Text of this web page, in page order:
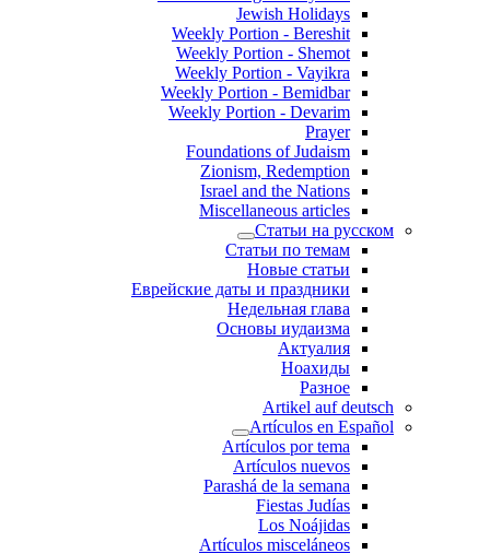
Jewish Holidays
Weekly Portion - Bereshit
Weekly Portion - Shemot
Weekly Portion - Vayikra
Weekly Portion - Bemidbar
Weekly Portion - Devarim
Prayer
Foundations of Judaism
Zionism, Redemption
Israel and the Nations
Miscellaneous articles
Статьи на русском
Статьи по темам
Новые статьи
Еврейские даты и праздники
Недельная глава
Основы иудаизма
Актуалия
Ноахиды
Разное
Artikel auf deutsch
Artículos en Español
Artículos por tema
Artículos nuevos
Parashá de la semana
Fiestas Judías
Los Noájidas
Artículos misceláneos